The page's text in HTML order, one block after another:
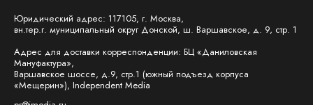
Юридический адрес: 117105, г. Москва,
вн.тер.г. муниципальный округ Донской, ш. Варшавское, д. 9, стр. 1
Адрес для доставки корреспонденции: БЦ «Даниловская
Мануфактура»,
Варшавское шоссе, д.9, стр.1 (южный подъезд корпуса
«Мещерин»), Independent Media